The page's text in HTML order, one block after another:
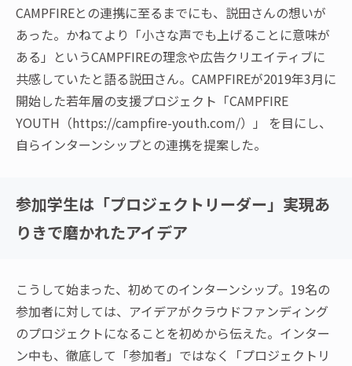
CAMPFIREとの連携に至るまでにも、説田さんの想いが
あった。かねてより「小さな声でも上げることに意味が
ある」というCAMPFIREの理念や広告クリエイティブに
共感していたと語る説田さん。CAMPFIREが2019年3月に
開始した若年層の支援プロジェクト「CAMPFIRE
YOUTH（https://campfire-youth.com/）」 を目にし、
自らインターンシップとの連携を提案した。
参加学生は「プロジェクトリーダー」実現あ
りきで磨かれたアイデア
こうして始まった、初めてのインターンシップ。19名の
参加者に対しては、アイデアがクラウドファンディング
のプロジェクトになることを初めから伝えた。インター
ン中も、徹底して「参加者」ではなく「プロジェクトリ